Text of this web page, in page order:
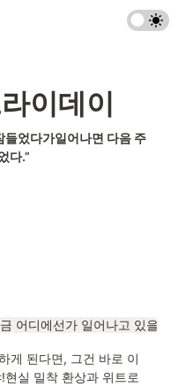
이데이
들었다가일어나면 다음 주
다.”
어디에선가 일어나고 있을지
게 된다면, 그건 바로 이
현실 밀착 환상과 위트로